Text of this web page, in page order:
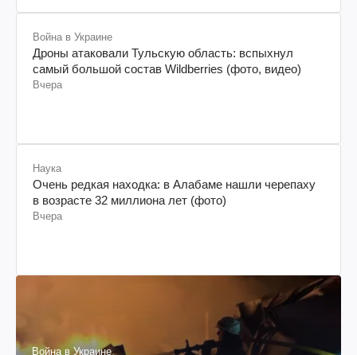
Война в Украине
Дроны атаковали Тульскую область: вспыхнул
самый большой состав Wildberries (фото, видео)
Вчера
Наука
Очень редкая находка: в Алабаме нашли черепаху
в возрасте 32 миллиона лет (фото)
Вчера
Война в Украине